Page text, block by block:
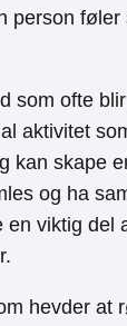
person
som ofte
aktivitet
kan skape
og ha
viktig del
hevder at